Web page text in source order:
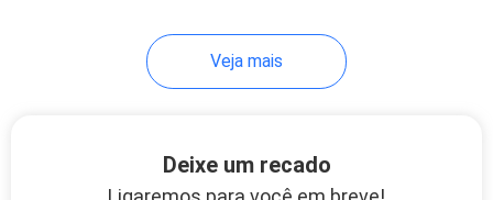
Veja mais
Deixe um recado